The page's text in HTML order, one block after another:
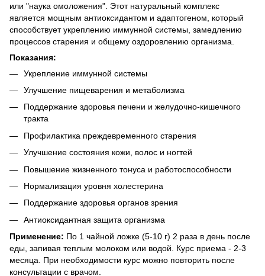
или "наука омоложения". Этот натуральный комплекс
является мощным антиоксидантом и адаптогеном, который
способствует укреплению иммунной системы, замедлению
процессов старения и общему оздоровлению организма.
Показания:
Укрепление иммунной системы
Улучшение пищеварения и метаболизма
Поддержание здоровья печени и желудочно-кишечного
тракта
Профилактика преждевременного старения
Улучшение состояния кожи, волос и ногтей
Повышение жизненного тонуса и работоспособности
Нормализация уровня холестерина
Поддержание здоровья органов зрения
Антиоксидантная защита организма
Применение: По 1 чайной ложке (5-10 г) 2 раза в день после
еды, запивая теплым молоком или водой. Курс приема - 2-3
месяца. При необходимости курс можно повторить после
консультации с врачом.